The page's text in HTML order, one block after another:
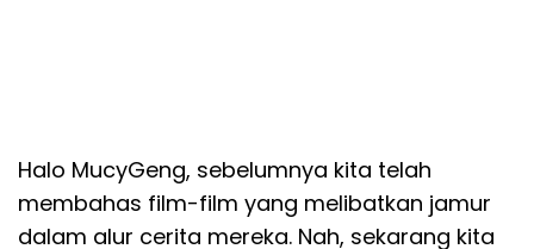
Halo MucyGeng, sebelumnya kita telah
membahas film-film yang melibatkan jamur
dalam alur cerita mereka. Nah, sekarang kita